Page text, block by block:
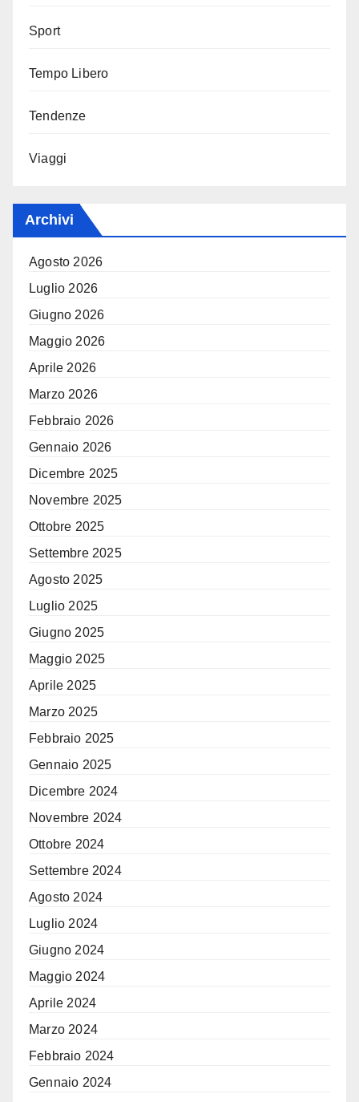
Sport
Tempo Libero
Tendenze
Viaggi
Archivi
Agosto 2026
Luglio 2026
Giugno 2026
Maggio 2026
Aprile 2026
Marzo 2026
Febbraio 2026
Gennaio 2026
Dicembre 2025
Novembre 2025
Ottobre 2025
Settembre 2025
Agosto 2025
Luglio 2025
Giugno 2025
Maggio 2025
Aprile 2025
Marzo 2025
Febbraio 2025
Gennaio 2025
Dicembre 2024
Novembre 2024
Ottobre 2024
Settembre 2024
Agosto 2024
Luglio 2024
Giugno 2024
Maggio 2024
Aprile 2024
Marzo 2024
Febbraio 2024
Gennaio 2024